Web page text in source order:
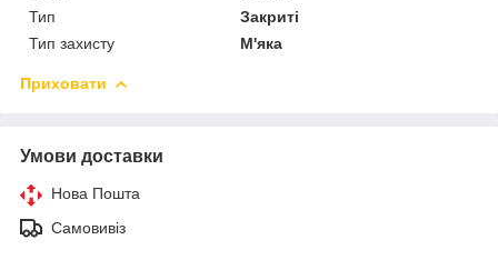
Тип
Закриті
Тип захисту
М'яка
Приховати
Умови доставки
Нова Пошта
Самовивіз